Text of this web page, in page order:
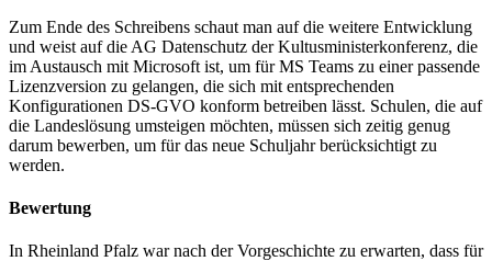
Zum Ende des Schreibens schaut man auf die weitere Entwicklung
und weist auf die AG Datenschutz der Kultusministerkonferenz, die
im Austausch mit Microsoft ist, um für MS Teams zu einer passende
Lizenzversion zu gelangen, die sich mit entspre­chenden
Konfigurationen DS-GVO konform betreiben lässt. Schulen, die auf
die Landeslösung umsteigen möchten, müssen sich zeitig genug
darum bewerben, um für das neue Schuljahr berücksichtigt zu
werden.
Bewertung
In Rheinland Pfalz war nach der Vorgeschichte zu erwarten, dass für